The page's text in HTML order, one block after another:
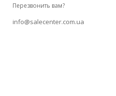
Перезвонить вам?
info@salecenter.com.ua